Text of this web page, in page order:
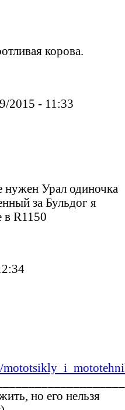
корова.
2015 - 11:33
Урал одиночка
за Бульдог я
в R1150
но его нельзя